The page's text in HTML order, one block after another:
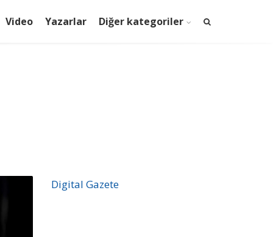
Video Yazarlar Diğer kategoriler
Digital Gazete